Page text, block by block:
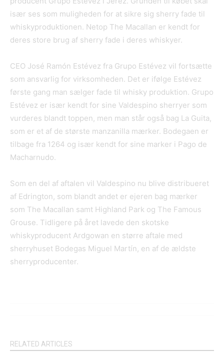
især ses som muligheden for at sikre sig sherry fade til
whiskyproduktionen. Netop The Macallan er kendt for
deres store brug af sherry fade i deres whiskyer.
CEO José Ramón Estévez fra Grupo Estévez vil fortsætte
som ansvarlig for virksomheden. Det er ifølge Estévez
første gang man sælger fade til whisky produktion. Grupo
Estévez er især kendt for sine Valdespino sherryer som
vurderes blandt toppen, men man står også bag La Guita,
som er et af de største manzanilla mærker. Bodegaen er
tilbage fra 1264 og især kendt for sine marker i Pago de
Macharnudo.
Som en del af aftalen vil Valdespino nu blive distribueret
af Edrington, som blandt andet er ejeren bag mærker
som The Macallan samt Highland Park og The Famous
Grouse. Tidligere på året lavede den skotske
whiskyproducent Ardgowan en større aftale med
sherryhuset Bodegas Miguel Martín, en af de ældste
sherryproducenter.
RELATED ARTICLES